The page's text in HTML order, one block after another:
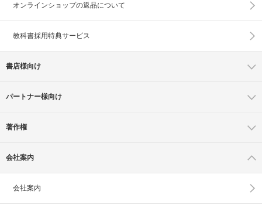
オンラインショップの返品について
教科書採用特典サービス
書店様向け
パートナー様向け
著作権
会社案内
会社案内